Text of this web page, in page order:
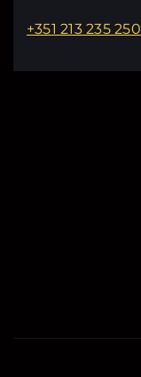
+351 213 235 250